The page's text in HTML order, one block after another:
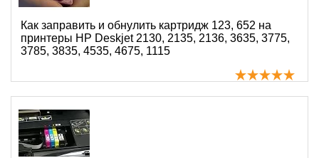
Как заправить и обнулить картридж 123, 652 на
принтеры HP Deskjet 2130, 2135, 2136, 3635, 3775,
3785, 3835, 4535, 4675, 1115